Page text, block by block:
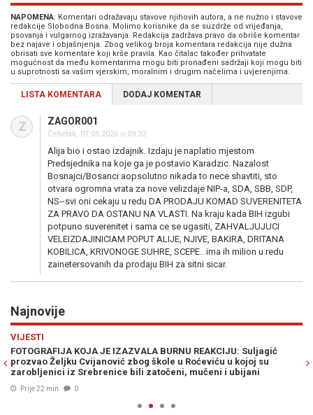
NAPOMENA: Komentari odražavaju stavove njihovih autora, a ne nužno i stavove
redakcije Slobodna Bosna. Molimo korisnike da se suzdrže od vrijeđanja,
psovanja i vulgarnog izražavanja. Redakcija zadržava pravo da obriše komentar
bez najave i objašnjenja. Zbog velikog broja komentara redakcija nije dužna
obrisati sve komentare koji krše pravila. Kao čitalac također prihvatate
mogućnost da među komentarima mogu biti pronađeni sadržaji koji mogu biti
u suprotnosti sa vašim vjerskim, moralnim i drugim načelima i uvjerenjima.
LISTA KOMENTARA DODAJ KOMENTAR
Z ZAGOR001
Četvrtak, 07.05.2026 u 09:32
Alija bio i ostao izdajnik. Izdaju je naplatio mjestom
Predsjednika na koje ga je postavio Karadzic. Nazalost
Bosnajci/Bosanci aopsolutno nikada to nece shavtiti, sto
otvara ogromna vrata za nove velizdaje NIP-a, SDA, SBB, SDP,
NS--svi oni cekaju u redu DA PRODAJU KOMAD SUVERENITETA
ZA PRAVO DA OSTANU NA VLASTI. Na kraju kada BIH izgubi
potpuno suverenitet i sama ce se ugasiti, ZAHVALJUJUCI
VELEIZDAJINICIAM POPUT ALIJE, NJIVE, BAKIRA, DRITANA
KOBILICA, KRIVONOGE SUHRE, SCEPE.. ima ih milion u redu
zainetersovanih da prodaju BIH za sitni sicar.
Najnovije
VIJESTI
FOTOGRAFIJA KOJA JE IZAZVALA BURNU REAKCIJU: Suljagić
prozvao Željku Cvijanović zbog škole u Roćeviću u kojoj su
zarobljenici iz Srebrenice bili zatočeni, mučeni i ubijani
Prije 22 min 0